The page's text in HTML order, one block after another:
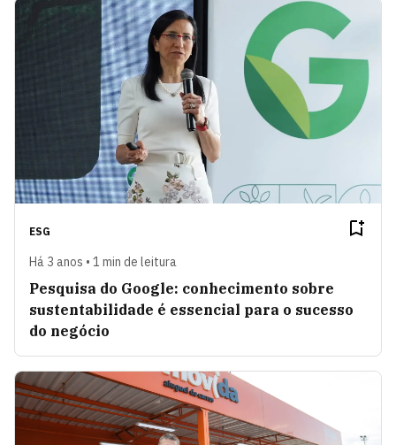
ESG
Há 3 anos • 1 min de leitura
Pesquisa do Google: conhecimento sobre
sustentabilidade é essencial para o sucesso
do negócio